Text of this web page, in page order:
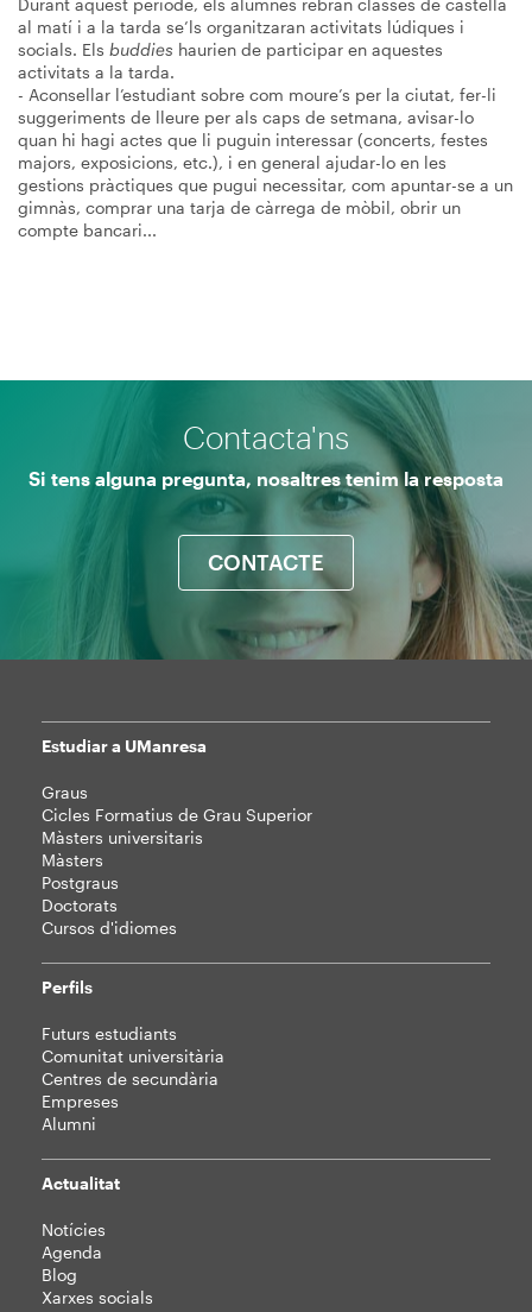
Durant aquest període, els alumnes rebran classes de castellà
al matí i a la tarda se’ls organitzaran activitats lúdiques i
socials. Els buddies haurien de participar en aquestes
activitats a la tarda.
- Aconsellar l’estudiant sobre com moure’s per la ciutat, fer-li
suggeriments de lleure per als caps de setmana, avisar-lo
quan hi hagi actes que li puguin interessar (concerts, festes
majors, exposicions, etc.), i en general ajudar-lo en les
gestions pràctiques que pugui necessitar, com apuntar-se a un
gimnàs, comprar una tarja de càrrega de mòbil, obrir un
compte bancari...
Contacta'ns
Si tens alguna pregunta, nosaltres tenim la resposta
CONTACTE
Mapa
web
Estudiar a UManresa
Graus
Cicles Formatius de Grau Superior
Màsters universitaris
Màsters
Postgraus
Doctorats
Cursos d'idiomes
Perfils
Futurs estudiants
Comunitat universitària
Centres de secundària
Empreses
Alumni
Actualitat
Notícies
Agenda
Blog
Xarxes socials